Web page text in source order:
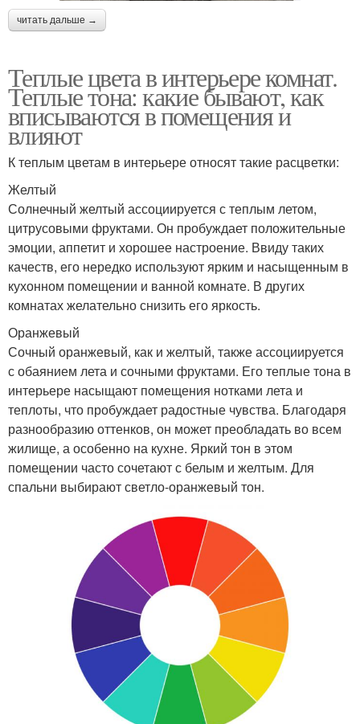
читать дальше →
Теплые цвета в интерьере комнат.
Теплые тона: какие бывают, как
вписываются в помещения и
влияют
К теплым цветам в интерьере относят такие расцветки:
Желтый
Солнечный желтый ассоциируется с теплым летом,
цитрусовыми фруктами. Он пробуждает положительные
эмоции, аппетит и хорошее настроение. Ввиду таких
качеств, его нередко используют ярким и насыщенным в
кухонном помещении и ванной комнате. В других
комнатах желательно снизить его яркость.
Оранжевый
Сочный оранжевый, как и желтый, также ассоциируется
с обаянием лета и сочными фруктами. Его теплые тона в
интерьере насыщают помещения нотками лета и
теплоты, что пробуждает радостные чувства. Благодаря
разнообразию оттенков, он может преобладать во всем
жилище, а особенно на кухне. Яркий тон в этом
помещении часто сочетают с белым и желтым. Для
спальни выбирают светло-оранжевый тон.